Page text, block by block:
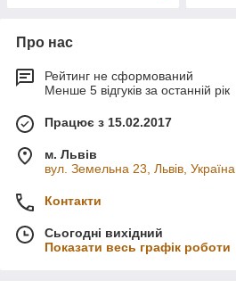
Про нас
Рейтинг не сформований
Менше 5 відгуків за останній рік
Працює з 15.02.2017
м. Львів
вул. Земельна 23, Львів, Україна
Контакти
Сьогодні вихідний
Показати весь графік роботи